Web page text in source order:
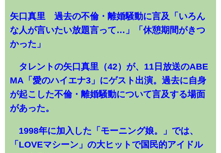
矢口真里 過去の不倫・離婚騒動に言及「いろん
な人が言いたい放題言って…」「休憩期間がきつ
かった」
タレントの矢口真里（42）が、11日放送のABE
MA「愛のハイエナ3」にゲスト出演。過去に自身
が起こした不倫・離婚騒動について言及する場面
があった。
1998年に加入した「モーニング娘。」では、
「LOVEマシーン」の大ヒットで国民的アイドル